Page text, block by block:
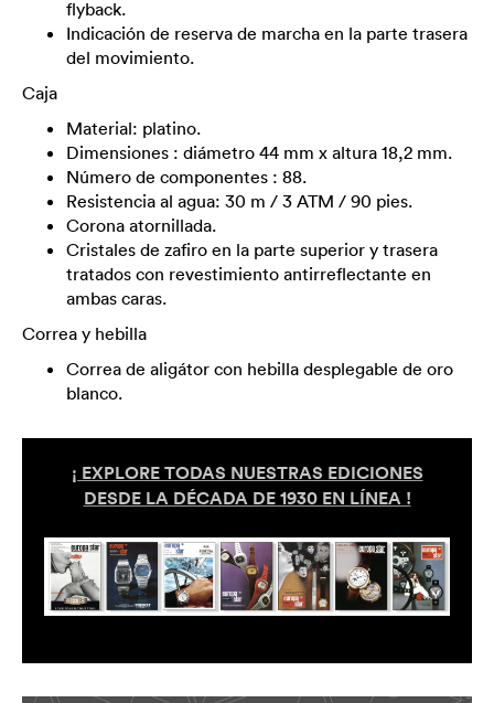
flyback.
Indicación de reserva de marcha en la parte trasera
del movimiento.
Caja
Material: platino.
Dimensiones : diámetro 44 mm x altura 18,2 mm.
Número de componentes : 88.
Resistencia al agua: 30 m / 3 ATM / 90 pies.
Corona atornillada.
Cristales de zafiro en la parte superior y trasera
tratados con revestimiento antirreflectante en
ambas caras.
Correa y hebilla
Correa de aligátor con hebilla desplegable de oro
blanco.
¡ EXPLORE TODAS NUESTRAS EDICIONES
DESDE LA DÉCADA DE 1930 EN LÍNEA !